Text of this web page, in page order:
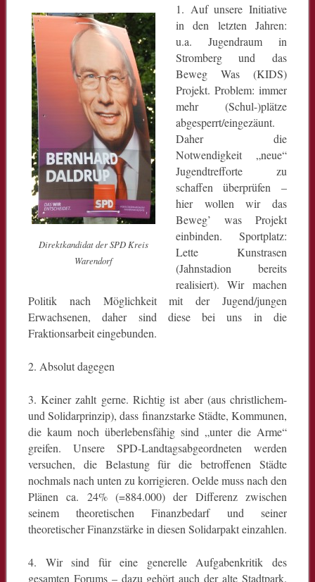
Direktkandidat der SPD Kreis
Warendorf
1. Auf unsere Initiative
in den letzten Jahren:
u.a. Jugendraum in
Stromberg und das
Beweg Was (KIDS)
Projekt. Problem: immer
mehr (Schul-)plätze
abgesperrt/eingezäunt.
Daher die
Notwendigkeit „neue“
Jugendtrefforte zu
schaffen überprüfen –
hier wollen wir das
Beweg’ was Projekt
einbinden. Sportplatz:
Lette Kunstrasen
(Jahnstadion bereits
realisiert). Wir machen
Politik nach Möglichkeit mit der Jugend/jungen
Erwachsenen, daher sind diese bei uns in die
Fraktionsarbeit eingebunden.
2. Absolut dagegen
3. Keiner zahlt gerne. Richtig ist aber (aus christlichem-
und Solidarprinzip), dass finanzstarke Städte, Kommunen,
die kaum noch überlebensfähig sind „unter die Arme“
greifen. Unsere SPD-Landtagsabgeordneten werden
versuchen, die Belastung für die betroffenen Städte
nochmals nach unten zu korrigieren. Oelde muss nach den
Plänen ca. 24% (=884.000) der Differenz zwischen
seinem theoretischen Finanzbedarf und seiner
theoretischer Finanzstärke in diesen Solidarpakt einzahlen.
4. Wir sind für eine generelle Aufgabenkritik des
gesamten Forums – dazu gehört auch der alte Stadtpark.